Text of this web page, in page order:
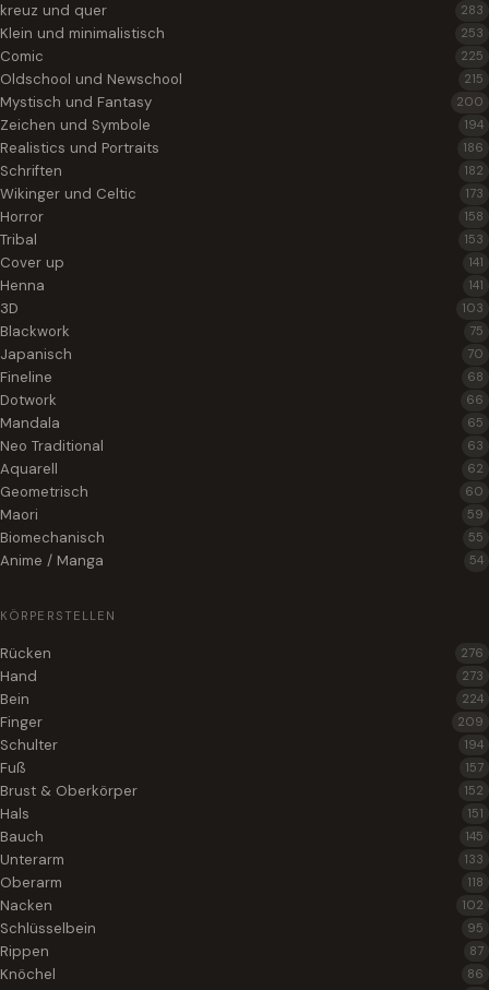
kreuz und quer 283
Klein und minimalistisch 253
Comic 225
Oldschool und Newschool 215
Mystisch und Fantasy 200
Zeichen und Symbole 194
Realistics und Portraits 186
Schriften 182
Wikinger und Celtic 173
Horror 158
Tribal 153
Cover up 141
Henna 141
3D 103
Blackwork 75
Japanisch 70
Fineline 68
Dotwork 66
Mandala 65
Neo Traditional 63
Aquarell 62
Geometrisch 60
Maori 59
Biomechanisch 55
Anime / Manga 54
KÖRPERSTELLEN
Rücken 276
Hand 273
Bein 224
Finger 209
Schulter 194
Fuß 157
Brust & Oberkörper 152
Hals 151
Bauch 145
Unterarm 133
Oberarm 118
Nacken 102
Schlüsselbein 95
Rippen 87
Knöchel 86